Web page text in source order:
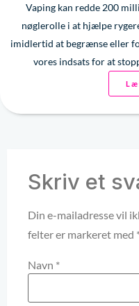
Vaping kan redde 200
nøglerolle i at hjælpe
imidlertid at begrænse eller
vores indsats for at
Skriv et
Din e-mailadresse vil
felter er markeret med
Navn *